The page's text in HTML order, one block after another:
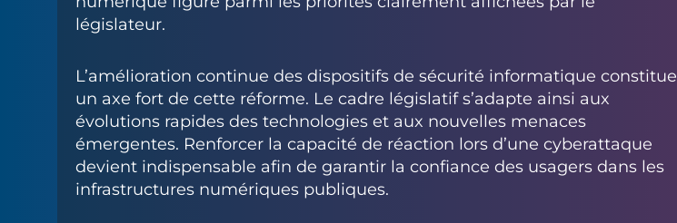
législateur.
L’amélioration continue des dispositifs de sécurité informatique constitue
un axe fort de cette réforme. Le cadre législatif s’adapte ainsi aux
évolutions rapides des technologies et aux nouvelles menaces
émergentes. Renforcer la capacité de réaction lors d’une cyberattaque
devient indispensable afin de garantir la confiance des usagers dans les
infrastructures numériques publiques.